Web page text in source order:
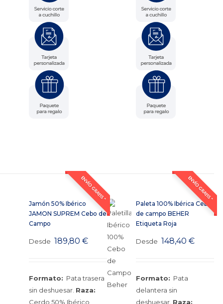
ENVÍO GRATIS *
Jamón 50% Ibérico
JAMON SUPREM Cebo de
Campo
Desde 189,80€
Formato: Pata trasera
sin deshuesar. Raza:
Cerdo 50% Ibérico
ENVÍO GRATIS *
Paleta 100% Ibérica Cebo
de campo BEHER
Etiqueta Roja
Desde 148,40€
Formato: Pata
delantera sin
deshuesar. Raza: